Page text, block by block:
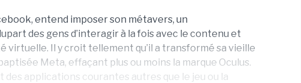
entend imposer son métavers, un
des gens d’interagir à la fois avec le contenu et
virtuelle. Il y croit tellement qu’il a transformé sa vieille
Meta, effaçant plus ou moins la marque Oculus.
des applications courantes autres que le jeu ou la